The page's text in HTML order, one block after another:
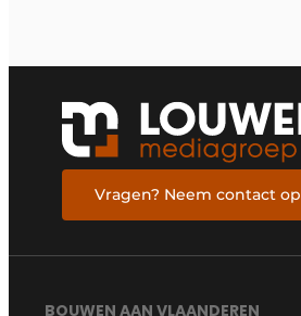
Vragen? Neem contact op
BOUWEN AAN VLAANDEREN